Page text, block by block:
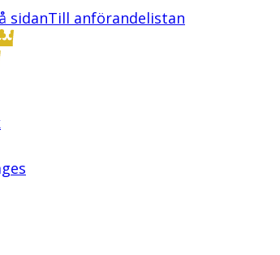
sidanTill anförandelistan